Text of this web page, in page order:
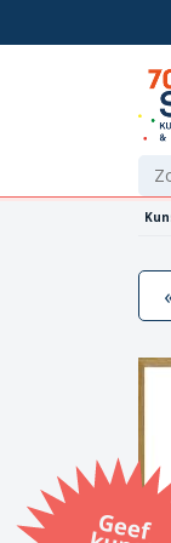
G
eef
u
n
st
a
d
o
m
et
e SB
K
u
n
stb
o
n